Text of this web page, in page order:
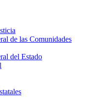
de las Comunidades
del Estado